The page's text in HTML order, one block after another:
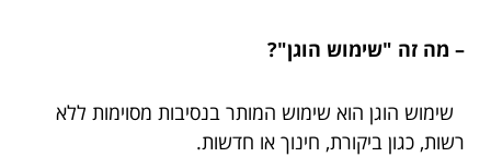
– מה זה "שימוש הוגן"?
שימוש הוגן הוא שימוש המותר בנסיבות מסוימות ללא
רשות, כגון ביקורת, חינוך או חדשות.